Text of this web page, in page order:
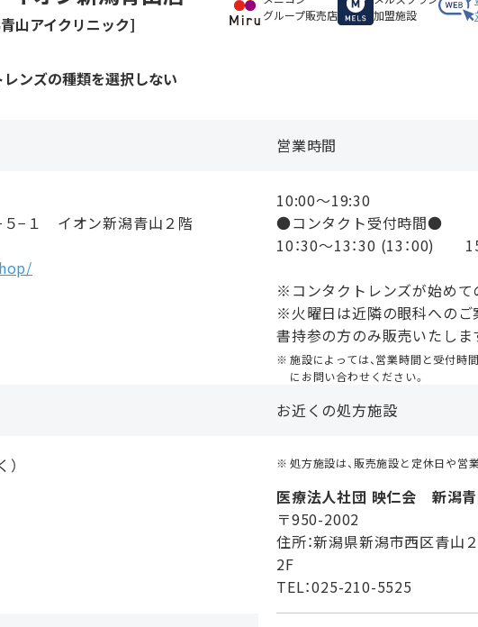
山アイクリニック]
グループ販売店
加盟施設
レンズの種類を選択しない
５−１ イオン新潟青山２階
営業時間
10:00〜19:30
●コンタクト受付時間●
10：30〜13：30 (13：00) 15
※コンタクトレンズが始め
※火曜日は近隣の眼科へのご
書持参の方のみ販売いたしま
施設によっては、営業時間と受付時
にお問い合わせください。
お近くの処方施設
処方施設は、販売施設と定休日や営
医療法人社団 映仁会 新潟
〒950-2002
住所：新潟県新潟市西区青山
2F
TEL：025-210-5525